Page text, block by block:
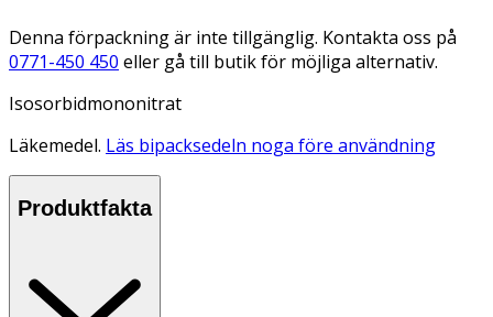
Denna förpackning är inte tillgänglig. Kontakta oss på
0771-450 450 eller gå till butik för möjliga alternativ.
Isosorbidmononitrat
Läkemedel. Läs bipacksedeln noga före användning
Produktfakta